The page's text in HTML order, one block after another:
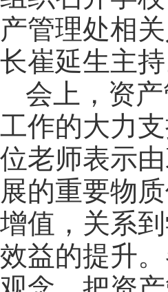
产管理处相
长崔延生主持
会上，资
工作的大力
位老师表示
展的重要物
增值，关系
效益的提升